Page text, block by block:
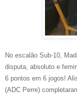
No escalão Sub-10,
disputa, absoluto e
6 pontos em 6 jogos!
(ADC Perre)